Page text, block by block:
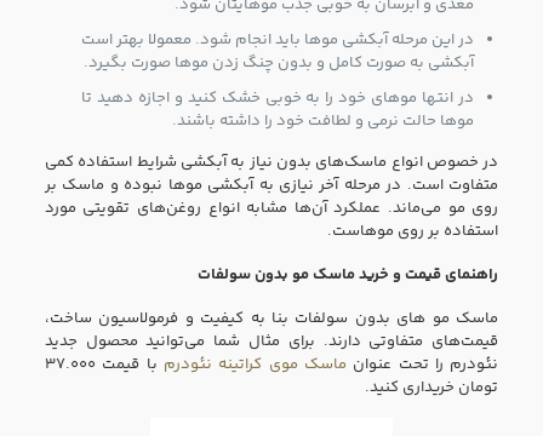
مغذی و آبرسان به خوبی جذب موهایتان شود.
در این مرحله آبکشی موها باید انجام شود. معمولا بهتر است
آبکشی به صورت کامل و بدون چنگ زدن موها صورت بگیرد.
در انتها موهای خود را به خوبی خشک کنید و اجازه دهید تا
موها حالت نرمی و لطافت خود را داشته باشند.
در خصوص انواع ماسک‌های بدون نیاز به آبکشی شرایط استفاده کمی
متفاوت است. در مرحله آخر نیازی به آبکشی موها نبوده و ماسک بر
روی مو می‌ماند. عملکرد آن‌ها مشابه انواع روغن‌های تقویتی مورد
استفاده بر روی موهاست.
راهنمای قیمت و خرید ماسک مو بدون سولفات
ماسک مو های بدون سولفات بنا به کیفیت و فرمولاسیون ساخت،
قیمت‌های متفاوتی دارند. برای مثال شما می‌توانید محصول جدید
نئودرم را تحت عنوان ماسک موی کراتینه نئودرم
با قیمت ۳۷.۰۰۰
تومان خریداری کنید.